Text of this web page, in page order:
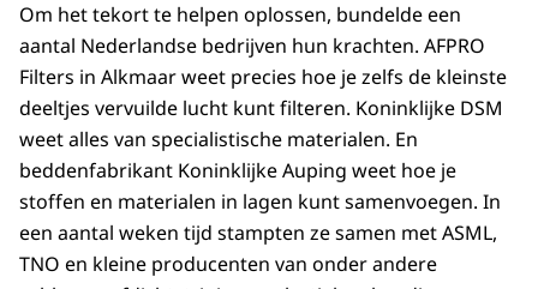
Om het tekort te helpen oplossen, bundelde een
aantal Nederlandse bedrijven hun krachten. AFPRO
Filters in Alkmaar weet precies hoe je zelfs de kleinste
deeltjes vervuilde lucht kunt filteren. Koninklijke DSM
weet alles van specialistische materialen. En
beddenfabrikant Koninklijke Auping weet hoe je
stoffen en materialen in lagen kunt samenvoegen. In
een aantal weken tijd stampten ze samen met ASML,
TNO en kleine producenten van onder andere